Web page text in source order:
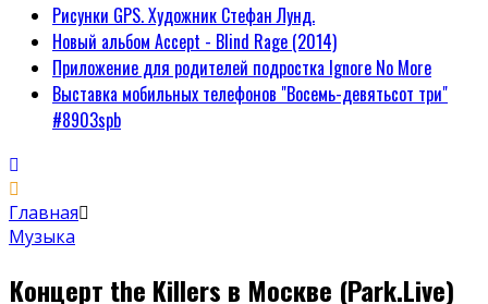
Рисунки GPS. Художник Стефан Лунд.
Новый альбом Accept - Blind Rage (2014)
Приложение для родителей подростка Ignore No More
Выставка мобильных телефонов "Восемь-девятьсот три"
#8903spb
Главная
Музыка
Концерт the Killers в Москве (Park.Live)